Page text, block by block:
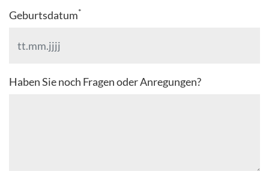
Geburtsdatum*
Haben Sie noch Fragen oder Anregungen?